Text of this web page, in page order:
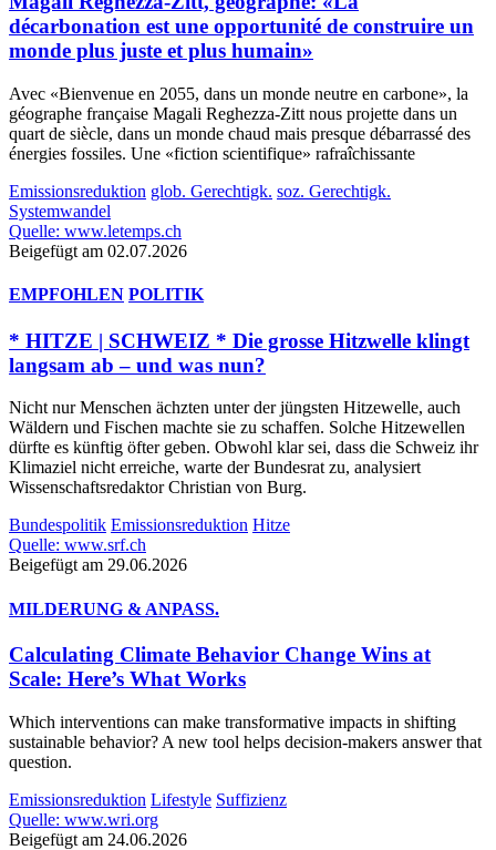
décarbonation est une opportunité de construire un
monde plus juste et plus humain»
Avec «Bienvenue en 2055, dans un monde neutre en carbone», la
géographe française Magali Reghezza-Zitt nous projette dans un
quart de siècle, dans un monde chaud mais presque débarrassé des
énergies fossiles. Une «fiction scientifique» rafraîchissante
Emissionsreduktion glob. Gerechtigk. soz. Gerechtigk.
Systemwandel
Quelle: www.letemps.ch
Beigefügt am 02.07.2026
EMPFOHLEN POLITIK
* HITZE | SCHWEIZ * Die grosse Hitzwelle klingt
langsam ab – und was nun?
Nicht nur Menschen ächzten unter der jüngsten Hitzewelle, auch
Wäldern und Fischen machte sie zu schaffen. Solche Hitzewellen
dürfte es künftig öfter geben. Obwohl klar sei, dass die Schweiz ihr
Klimaziel nicht erreiche, warte der Bundesrat zu, analysiert
Wissenschaftsredaktor Christian von Burg.
Bundespolitik Emissionsreduktion Hitze
Quelle: www.srf.ch
Beigefügt am 29.06.2026
MILDERUNG & ANPASS.
Calculating Climate Behavior Change Wins at
Scale: Here’s What Works
Which interventions can make transformative impacts in shifting
sustainable behavior? A new tool helps decision-makers answer that
question.
Emissionsreduktion Lifestyle Suffizienz
Quelle: www.wri.org
Beigefügt am 24.06.2026